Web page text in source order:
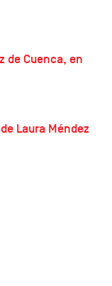
de Cuenca, en
Laura Méndez